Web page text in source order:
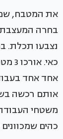
את המטבח,
בחרה המעצבת
נצבעו תכלת.
אחד אחד
אותם רכשה
משטחי
כהים